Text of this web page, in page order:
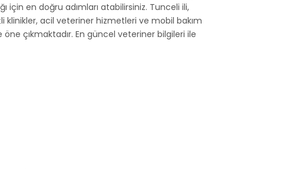
için en doğru adımları atabilirsiniz. Tunceli ili,
klinikler, acil veteriner hizmetleri ve mobil bakım
çıkmaktadır. En güncel veteriner bilgileri ile